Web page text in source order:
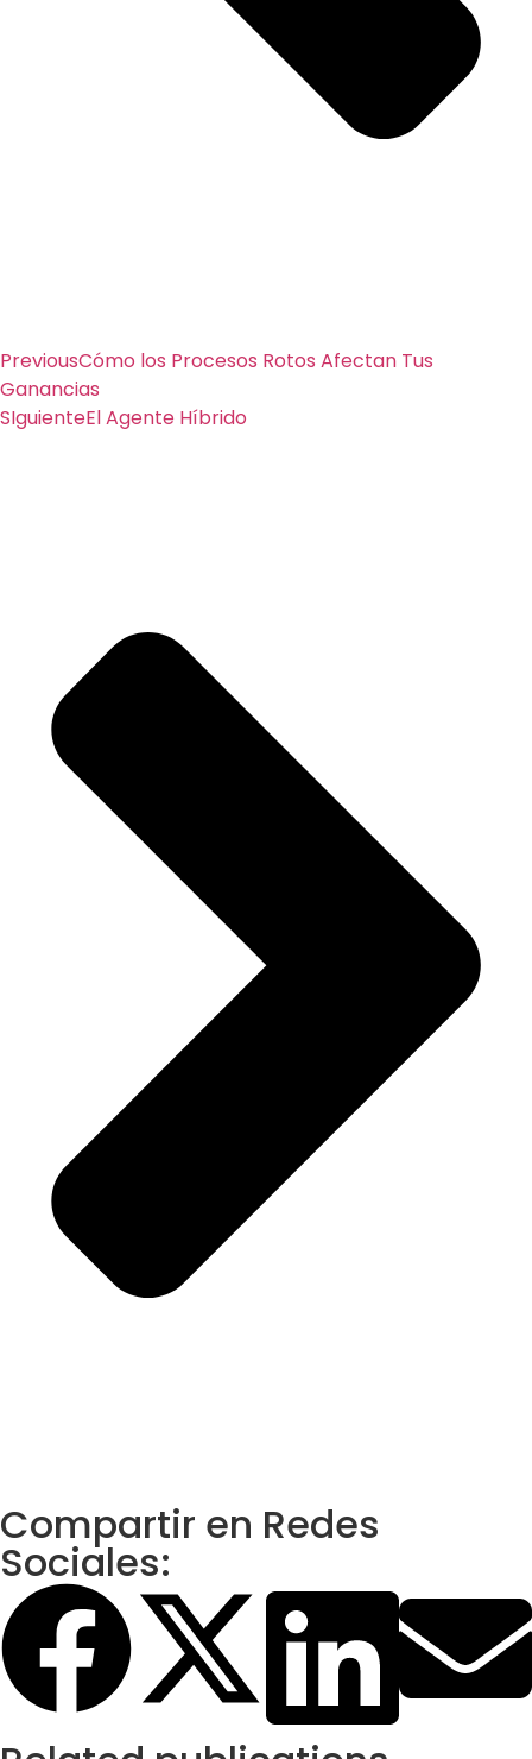
PreviousCómo los Procesos Rotos Afectan Tus
Ganancias
SIguienteEl Agente Híbrido
Compartir en Redes
Sociales: